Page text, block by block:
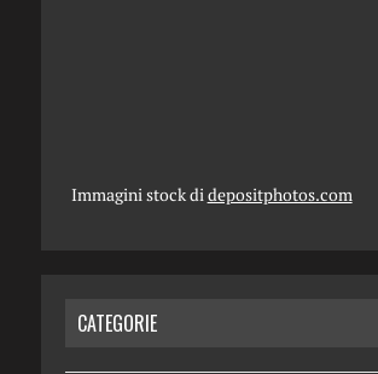
Immagini stock didepositphotos.com
CATEGORIE